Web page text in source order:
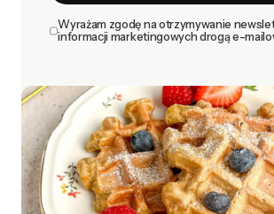
Wyrażam zgodę na otrzymywanie
informacji marketingowych drogą e-